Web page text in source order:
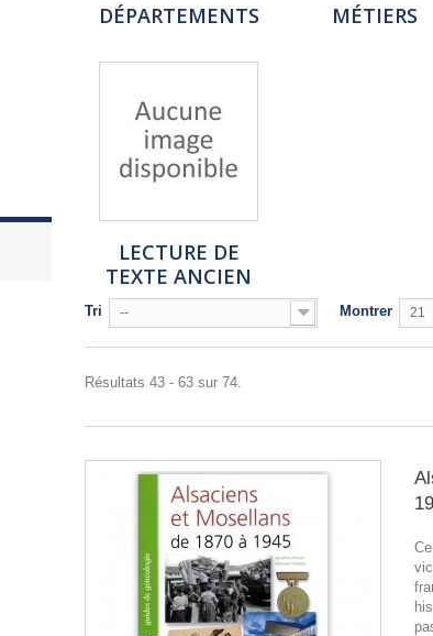
DÉPARTEMENTS MÉTIERS
LECTURE DE
TEXTE ANCIEN
Tri -- Montrer 21
Résultats 43 - 63 sur 74.